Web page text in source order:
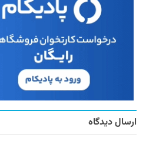
ارسال دیدگاه